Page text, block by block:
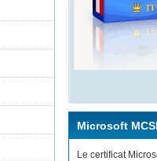
Microsoft
Le certificat